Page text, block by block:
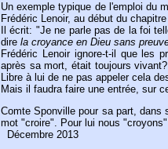
Un exemple typique de l'emploi du
Frédéric Lenoir, au début du
Il écrit: "Je ne parle pas de la foi
dire la croyance en Dieu sans
Frédéric Lenoir ignore-t-il que les
après sa mort, était toujours
Libre à lui de ne pas appeler cela
Mais il faudra faire une entrée, sur
Comte Sponville pour sa part, dans
mot "croire". Pour lui nous
Décembre 2013